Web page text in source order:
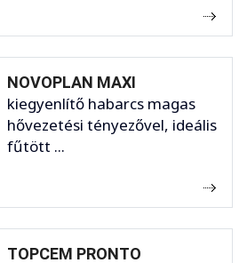
NOVOPLAN MAXI
kiegyenlítő habarcs magas
hővezetési tényezővel, ideális
fűtött ...
TOPCEM PRONTO